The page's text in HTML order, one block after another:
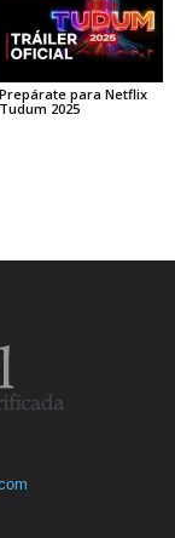
Prepárate para Netflix
Tudum 2025